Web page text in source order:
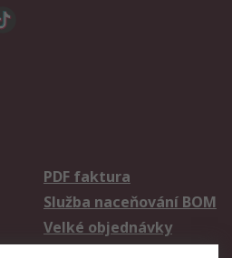
PDF faktura
Služba naceňování BOM
Velké objednávky